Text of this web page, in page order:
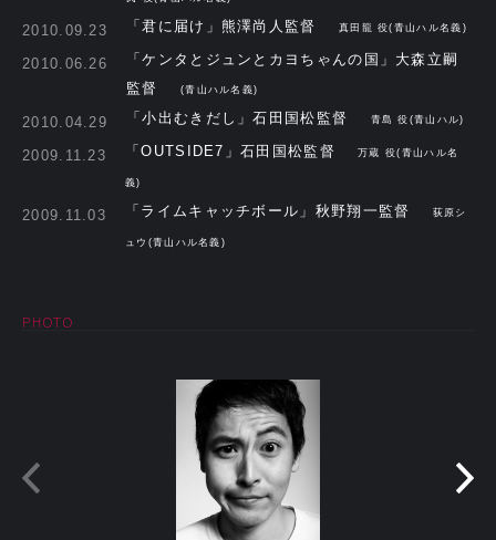
2010.09.23 「君に届け」熊澤尚人監督 真田龍 役(青山ハル名義)
2010.06.26
「ケンタとジュンとカヨちゃんの国」大森立嗣
監督
(青山ハル名義)
2010.04.29 「小出むきだし」石田国松監督 青島 役(青山ハル)
2009.11.23 「OUTSIDE7」石田国松監督 万蔵 役(青山ハル名
義)
2009.11.03 「ライムキャッチボール」秋野翔一監督 荻原シ
ュウ(青山ハル名義)
PHOTO